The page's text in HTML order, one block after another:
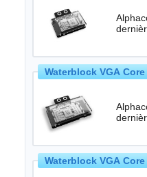
Waterblock VGA
Waterblock VGA